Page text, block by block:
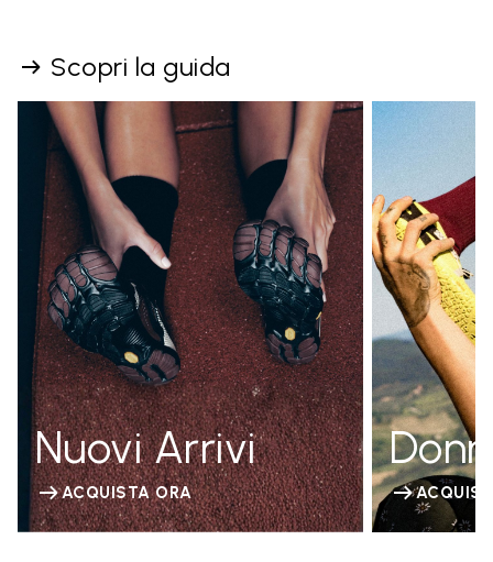
Scopri la guida
Nuovi Arrivi
ACQUISTA ORA